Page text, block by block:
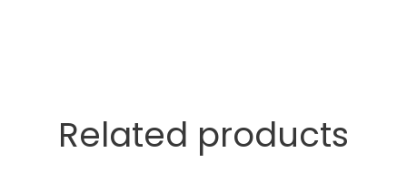
Related products